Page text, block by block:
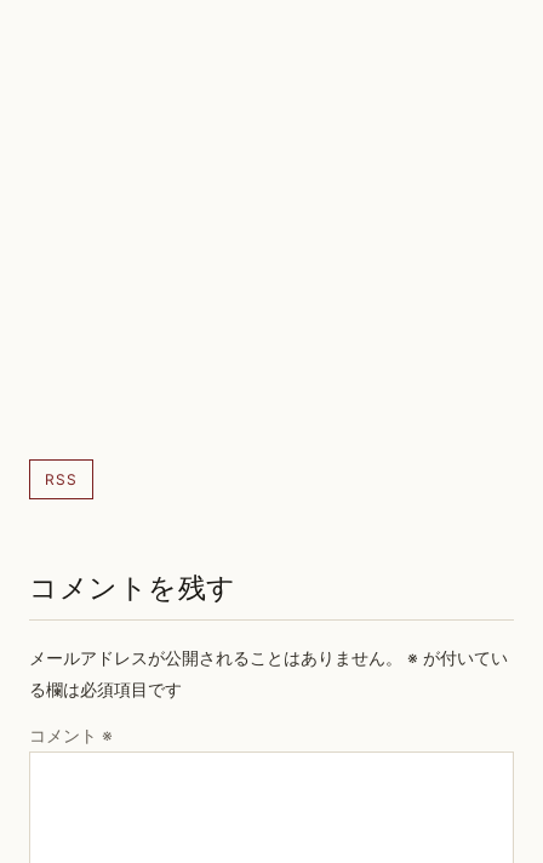
RSS
コメントを残す
メールアドレスが公開されることはありません。 ※ が付いてい
る欄は必須項目です
コメント ※